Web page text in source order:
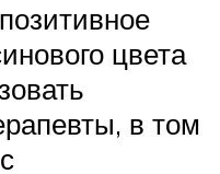
цвета
в том